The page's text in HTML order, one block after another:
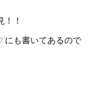
！
にも書いてあるので